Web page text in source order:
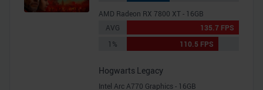
AMD Radeon RX 7800 XT - 16GB
AVG
135.7 FPS
1%
110.5 FPS
Hogwarts Legacy
Intel Arc A770 Graphics - 16GB